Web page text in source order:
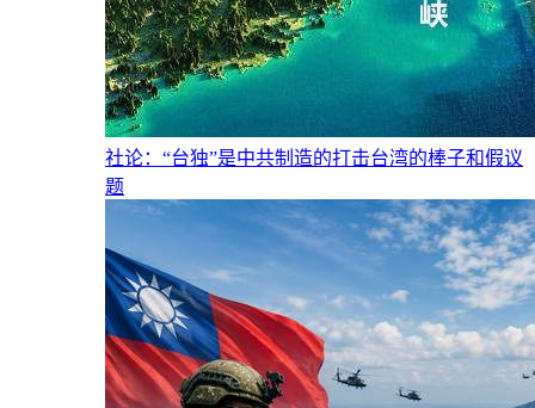
社论：“台独”是中共制造的打击台湾的棒子和假议
题